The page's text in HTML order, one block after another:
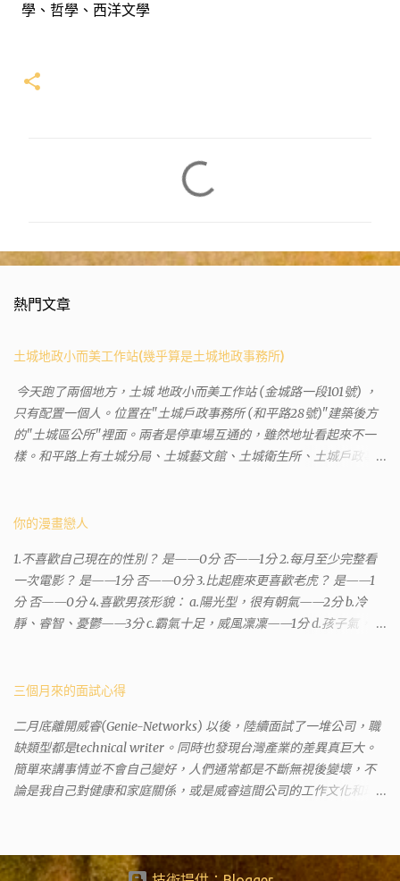
學、哲學、西洋文學
熱門文章
土城地政小而美工作站(幾乎算是土城地政事務所)
今天跑了兩個地方，土城 地政小而美工作站 (金城路一段101號) ，
只有配置一個人。位置在"土城戶政事務所 (和平路28號)"建築後方
的"土城區公所"裡面。兩者是停車場互通的，雖然地址看起來不一
樣。和平路上有土城分局、土城藝文館、土城衛生所、土城戶政事
沒有正式的地政事務所，只有地政小而美工作站 ，也已經能處理大
到以後還真嚇了一跳，這一看就有問題。要是我拿著那不被承認、
有問題的幽靈合約恐怕還調不到資源。但我不知道審判時法官會不
會去調閱這些資料。因為沒把握每個法官或檢察官都公正細心，在
案牘勞形中，會願意為了這種小人物受害案件去挖出更大的黑幕。
市板橋地政事務所 )去取得。不過實際到了現場發現還是需要法院的
件的租客。 在這過程中我覺得很像行走於沙漠的求生者，在一個小
綠洲受到指引要繼續往某個方向才能脫離沙漠。當我不幸受到詐騙
的時候，會覺得這社會真的很黑暗，到處都是敗類橫行卻沒有人願
意伸出援手。行政人員對於社會上充滿詐騙被害者也是義憤填膺，
進警局報案卻一籌莫展時，他們是這社會上別的部門裡後來才能支
你的漫畫戀人
1.不喜歡自己現在的性別？ 是——0分 否——1分 2.每月至少完整看
一次電影？ 是——1分 否——0分 3.比起鹿來更喜歡老虎？ 是——1
分 否——0分 4.喜歡男孩形貌： a.陽光型，很有朝氣——2分 b.冷
靜、睿智、憂鬱——3分 c.霸氣十足，威風凜凜——1分 d.孩子氣，十
——1分 6.希望戀人的姓氏： a.大眾化——1分 b.罕見，古色古香的複
活動喜歡參加： a.整場籃球比賽——1分 b.打一下午檯球——3分 c.正
式的舞會——4分 d.猜謎或搶答——2分 8.橡皮與立可白，更常用：
橡皮——1分 立可白——0分 9.喜歡下列哪一種顏色搭配： a.紅加黑
——1分 b.金加銀——2分 c.粉加白——4分 d.粉加灰——3分 10.有多
一彥 9分.仙道彰 10分.王天君 11分.邑輝一貴 12分.道明寺司 13分.沖田
三個月來的面試心得
二月底離開威睿(Genie-Networks) 以後，陸續面試了一堆公司，職
缺類型都是technical writer。同時也發現台灣產業的差異真巨大。
簡單來講事情並不會自己變好，人們通常都是不斷無視後變壞，不
論是我自己對健康和家庭關係，或是威睿這間公司的工作文化和環
主管，減少了我會繼續在這間公司浪費掉的生命。) 這個過程其實是
比較倉促的，原因稍後再說。也因為是這樣，所以都是一些三線的